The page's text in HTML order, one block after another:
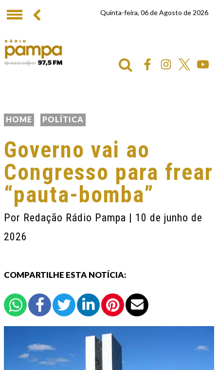
Quinta-feira, 06 de Agosto de 2026
HOME POLÍTICA
Governo vai ao
Congresso para frear
“pauta-bomba”
Por Redação Rádio Pampa | 10 de junho de
2026
COMPARTILHE ESTA NOTÍCIA: